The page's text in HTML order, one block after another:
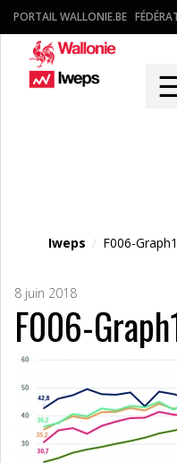
PORTAIL WALLONIE.BE
Iweps / F006-
8 juin 2018
F006-